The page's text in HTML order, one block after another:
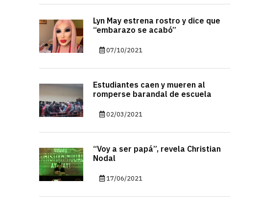
Lyn May estrena rostro y dice que
“embarazo se acabó”
07/10/2021
Estudiantes caen y mueren al
romperse barandal de escuela
02/03/2021
“Voy a ser papá”, revela Christian
Nodal
17/06/2021